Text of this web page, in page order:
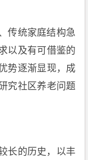
传统家庭结构急
以及有可借鉴的
势逐渐显现，成
究社区养老问题
长的历史，以丰